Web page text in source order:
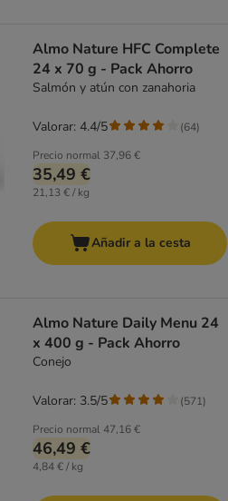
Almo Nature HFC Complete
24 x 70 g - Pack Ahorro
Salmón y atún con zanahoria
Precio normal 37,96 €
35,49 €
21,13 € / kg
Valorar: 4.4/5 (64)
Añadir a la cesta
Almo Nature Daily Menu 24
x 400 g - Pack Ahorro
Conejo
Precio normal47,16 €
46,49 €
4,84 € / kg
Valorar: 3.5/5 (571)